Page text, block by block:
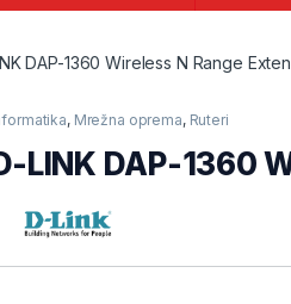
DAP-1360 Wireless N Range
, Mrežna oprema, Ruteri
LINK DAP-1360